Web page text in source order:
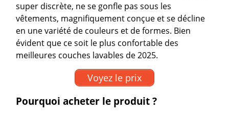
super discrète, ne se gonfle pas sous les
vêtements, magnifiquement conçue et se décline
en une variété de couleurs et de formes. Bien
évident que ce soit le plus confortable des
meilleures couches lavables de 2025.
Voyez le prix
Pourquoi acheter le produit ?